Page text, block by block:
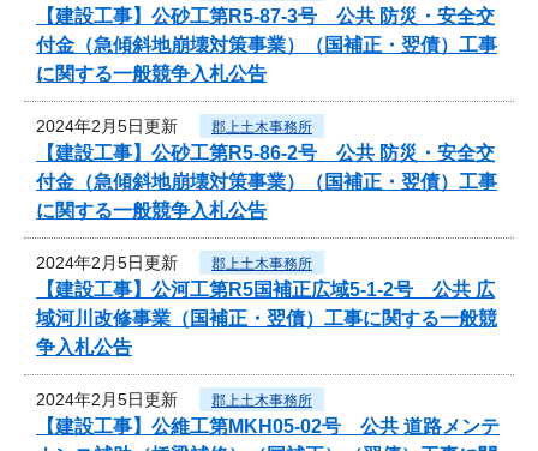
【建設工事】公砂工第R5-87-3号 公共 防災・安全交
付金（急傾斜地崩壊対策事業）（国補正・翌債）工事
に関する一般競争入札公告
2024年2月5日更新 郡上土木事務所
【建設工事】公砂工第R5-86-2号 公共 防災・安全交
付金（急傾斜地崩壊対策事業）（国補正・翌債）工事
に関する一般競争入札公告
2024年2月5日更新 郡上土木事務所
【建設工事】公河工第R5国補正広域5-1-2号 公共 広
域河川改修事業（国補正・翌債）工事に関する一般競
争入札公告
2024年2月5日更新 郡上土木事務所
【建設工事】公維工第MKH05-02号 公共 道路メンテ